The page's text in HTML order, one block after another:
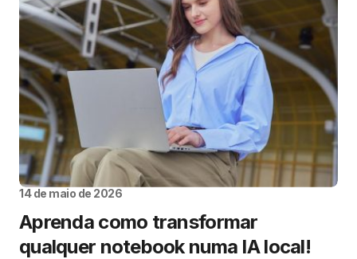
14 de maio de 2026
Aprenda como transformar
qualquer notebook numa IA local!